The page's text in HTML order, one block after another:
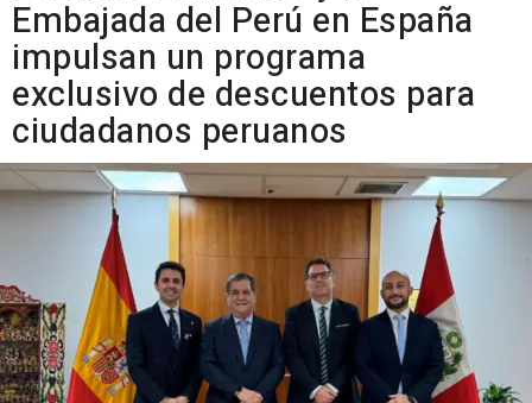
Embajada del Perú en España
impulsan un programa
exclusivo de descuentos para
ciudadanos peruanos